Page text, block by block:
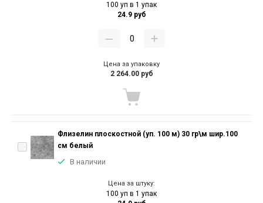
100 уп в 1 упак
24.9 руб
Цена за упаковку
2 264.00 руб
Флизелин плоскостной (уп. 100 м) 30 гр\м шир.100
см белый
В наличии
Цена за штуку:
100 уп в 1 упак